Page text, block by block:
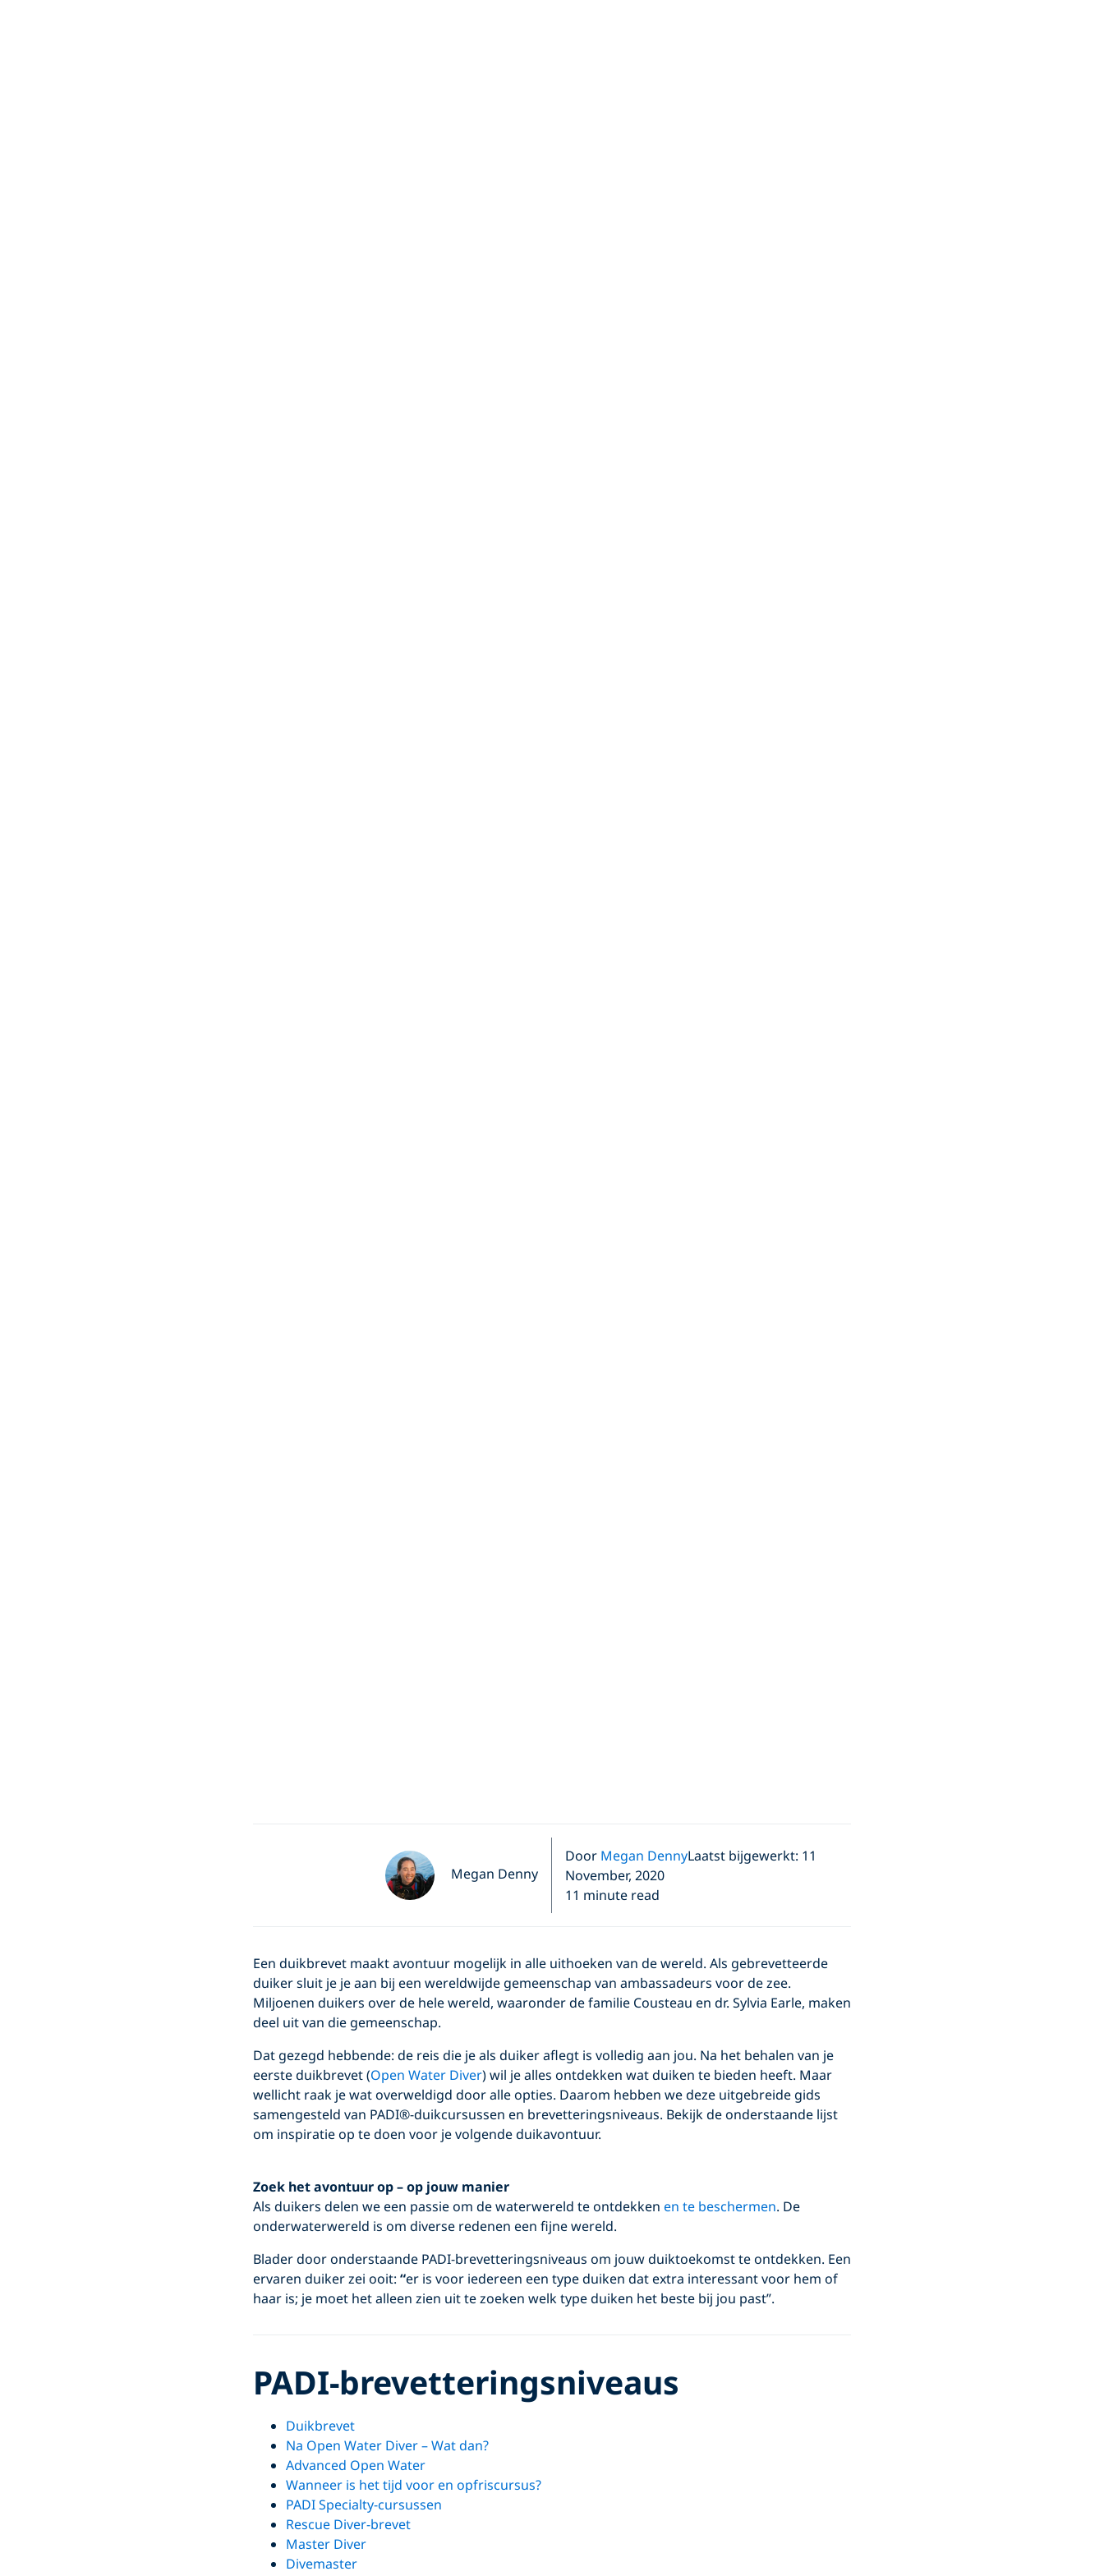
Megan Denny
Door Megan DennyLaatst bijgewerkt: 11
November, 2020
11 minute read
Een duikbrevet maakt avontuur mogelijk in alle uithoeken van de wereld. Als gebrevetteerde
duiker sluit je je aan bij een wereldwijde gemeenschap van ambassadeurs voor de zee.
Miljoenen duikers over de hele wereld, waaronder de familie Cousteau en dr. Sylvia Earle, maken
deel uit van die gemeenschap.
Dat gezegd hebbende: de reis die je als duiker aflegt is volledig aan jou. Na het behalen van je
eerste duikbrevet (Open Water Diver) wil je alles ontdekken wat duiken te bieden heeft. Maar
wellicht raak je wat overweldigd door alle opties. Daarom hebben we deze uitgebreide gids
samengesteld van PADI®-duikcursussen en brevetteringsniveaus. Bekijk de onderstaande lijst
om inspiratie op te doen voor je volgende duikavontuur.
Zoek het avontuur op – op jouw manier
Als duikers delen we een passie om de waterwereld te ontdekken en te beschermen. De
onderwaterwereld is om diverse redenen een fijne wereld.
Blader door onderstaande PADI-brevetteringsniveaus om jouw duiktoekomst te ontdekken. Een
ervaren duiker zei ooit: “er is voor iedereen een type duiken dat extra interessant voor hem of
haar is; je moet het alleen zien uit te zoeken welk type duiken het beste bij jou past”.
PADI-brevetteringsniveaus
Duikbrevet
Na Open Water Diver – Wat dan?
Advanced Open Water
Wanneer is het tijd voor en opfriscursus?
PADI Specialty-cursussen
Rescue Diver-brevet
Master Diver
Divemaster